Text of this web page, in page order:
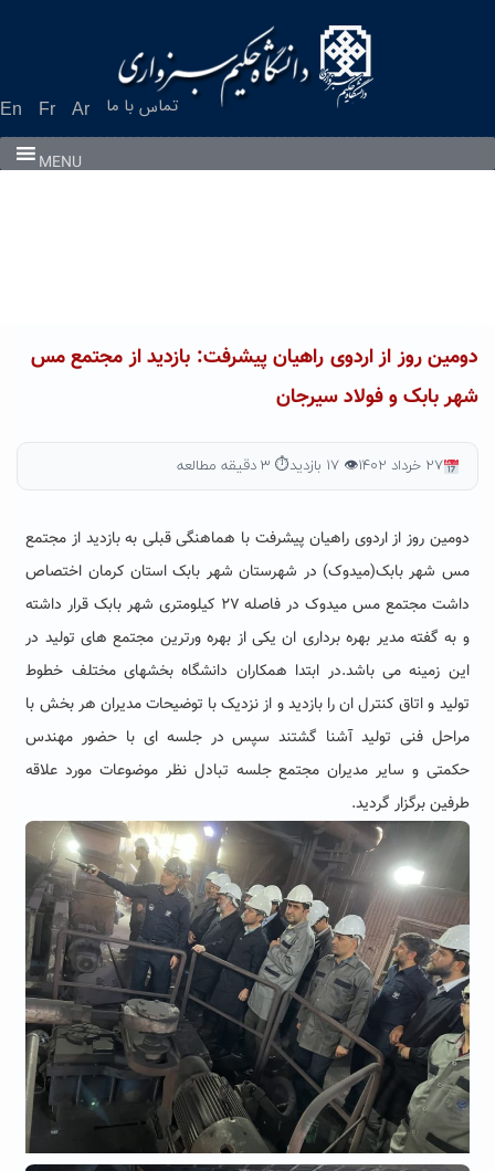
En Fr Ar تماس با ما
MENU
دومین روز از اردوى راهیان پیشرفت: بازدید از مجتمع مس
شهر بابک و فولاد سیرجان
۲۷ خرداد ۱۴۰۲ 👁 ۱۷ بازدید ⏱ ۳ دقیقه مطالعه
دومین روز از اردوى راهیان پیشرفت با هماهنگی قبلی به بازدید از مجتمع
مس شهر بابک(میدوک) در شهرستان شهر بابک استان کرمان اختصاص
داشت مجتمع مس میدوک در فاصله ٢٧ کیلومتری شهر بابک قرار داشته
و به گفته مدیر بهره بردارى ان یکی از بهره ورترین مجتمع های تولید در
این زمینه می باشد.در ابتدا همکاران دانشگاه بخشهای مختلف خطوط
تولید و اتاق کنترل ان را بازدید و از نزدیک با توضیحات مدیران هر بخش با
مراحل فنی تولید آشنا گشتند سپس در جلسه ای با حضور مهندس
حکمتی و سایر مدیران مجتمع جلسه تبادل نظر موضوعات مورد علاقه
طرفین برگزار گردید.